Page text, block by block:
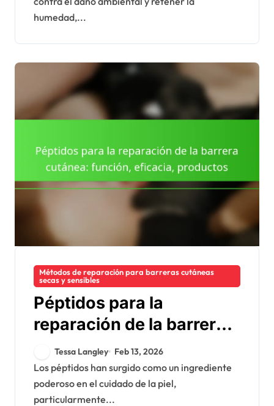
humedad,...
Métodos de reparación para barreras cutáneas
secas y sensibles
Péptidos para la
reparación de la barrera
cutánea: función,
eficacia, productos
Tessa Langley Feb 13, 2026
Los péptidos han surgido como un ingrediente
poderoso en el cuidado de la piel,
particularmente...